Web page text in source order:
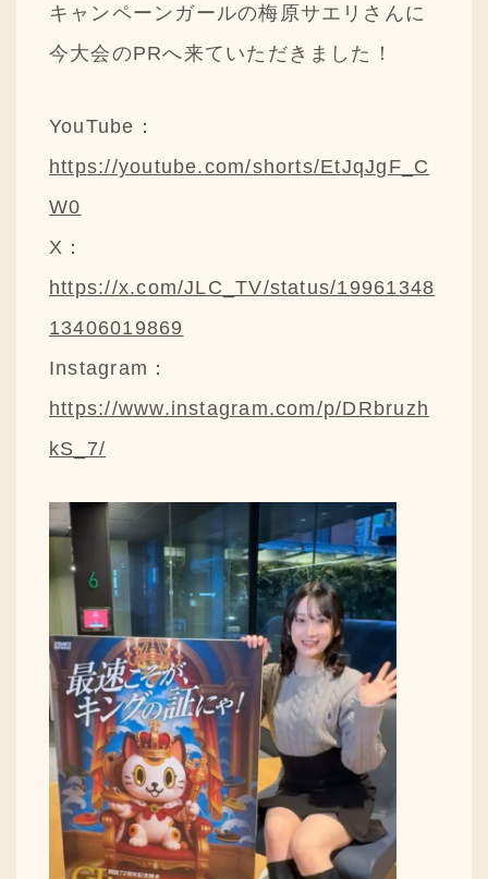
ニュースリリース
Q&A
ご意見・ご感想
キャンペーンガールの梅原サエリさんに
今大会のPRへ来ていただきました！
YouTube：
https://youtube.com/shorts/EtJqJgF_C
W0
X：
https://x.com/JLC_TV/status/19961348
13406019869
Instagram：
https://www.instagram.com/p/DRbruzh
kS_7/